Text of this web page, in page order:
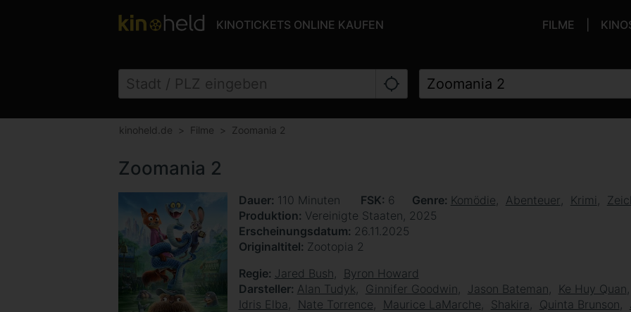
KINOTICKETS ONLINE KAUFEN FILME
kinoheld.de Filme Zoomania 2
Zoomania 2
Dauer 110 Minuten FSK 6 Genre Komödie Abenteuer Krimi
Produktion Vereinigte Staaten, 2025
Erscheinungsdatum 26.11.2025
Originaltitel Zootopia 2
Regie Jared Bush
Byron Howard
Darsteller Alan Tudyk Ginnifer Goodwin Jason Bateman Ke Huy Quan
Idris Elba
Nate Torrence Maurice LaMarche Shakira Quinta Brunson